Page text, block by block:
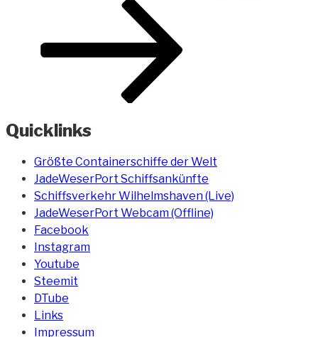
Quicklinks
Größte Containerschiffe der Welt
JadeWeserPort Schiffsankünfte
Schiffsverkehr Wilhelmshaven (Live)
JadeWeserPort Webcam (Offline)
Facebook
Instagram
Youtube
Steemit
DTube
Links
Impressum